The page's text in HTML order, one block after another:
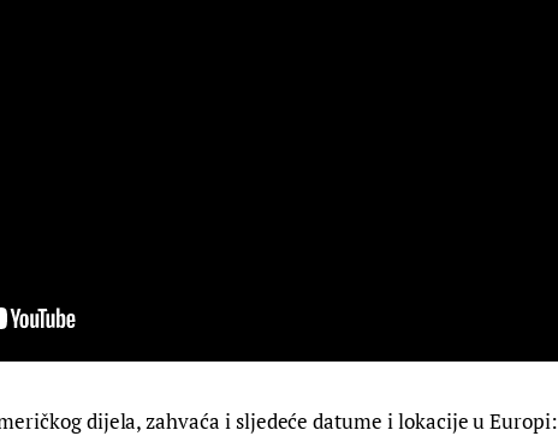
dijela, zahvaća i sljedeće datume i lokacije u Europi: